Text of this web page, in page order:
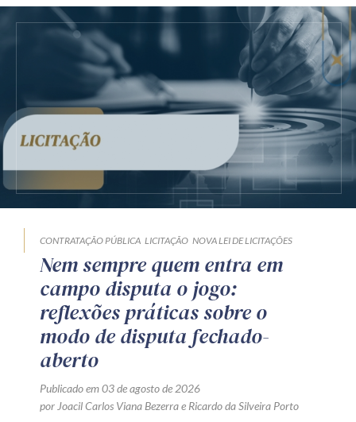
CONTRATAÇÃO PÚBLICA LICITAÇÃO NOVA LEI DE LICITAÇÕES
Nem sempre quem entra em
campo disputa o jogo:
reflexões práticas sobre o
modo de disputa fechado-
aberto
Publicado em 03 de agosto de 2026
por Joacil Carlos Viana Bezerrae Ricardo da Silveira Porto